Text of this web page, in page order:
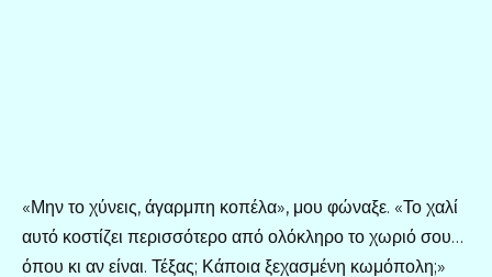
«Μην το χύνεις, άγαρμπη κοπέλα», μου φώναξε. «Το χαλί
αυτό κοστίζει περισσότερο από ολόκληρο το χωριό σου…
όπου κι αν είναι. Τέξας; Κάποια ξεχασμένη κωμόπολη;»